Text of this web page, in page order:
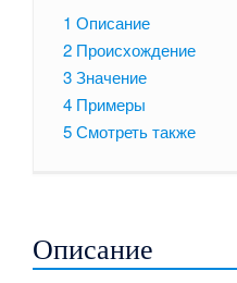
1 Описание
2 Происхождение
3Значение
4 Примеры
5Смотреть также
Описание